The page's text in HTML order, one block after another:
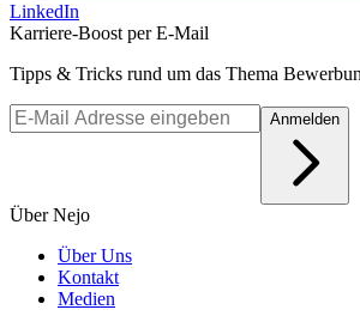
LinkedIn
Karriere-Boost per E-Mail
Tipps & Tricks rund um das Thema
Anmelden
Über Nejo
Über Uns
Kontakt
Medien